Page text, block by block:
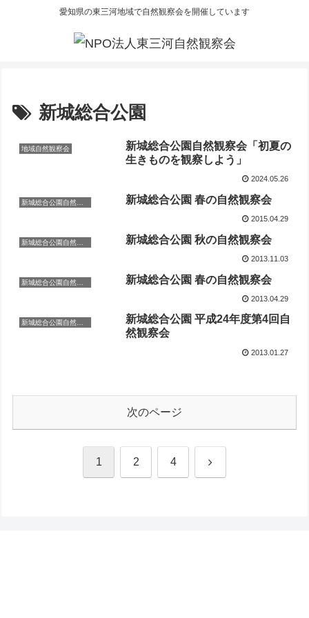
愛知県の東三河地域で自然観察会を開催しています
新城総合公園
地域自然観察会
新城総合公園自然観察会「初夏の
生きものを観察しよう」
2024.05.26
新城総合公園自然観察会 新城総合公園 春の自然観察会
2015.04.29
新城総合公園自然観察会 新城総合公園 秋の自然観察会
2013.11.03
新城総合公園自然観察会 新城総合公園 春の自然観察会
2013.04.29
新城総合公園自然観察会
新城総合公園 平成24年度第4回自
然観察会
2013.01.27
次のページ
1 2 4 次